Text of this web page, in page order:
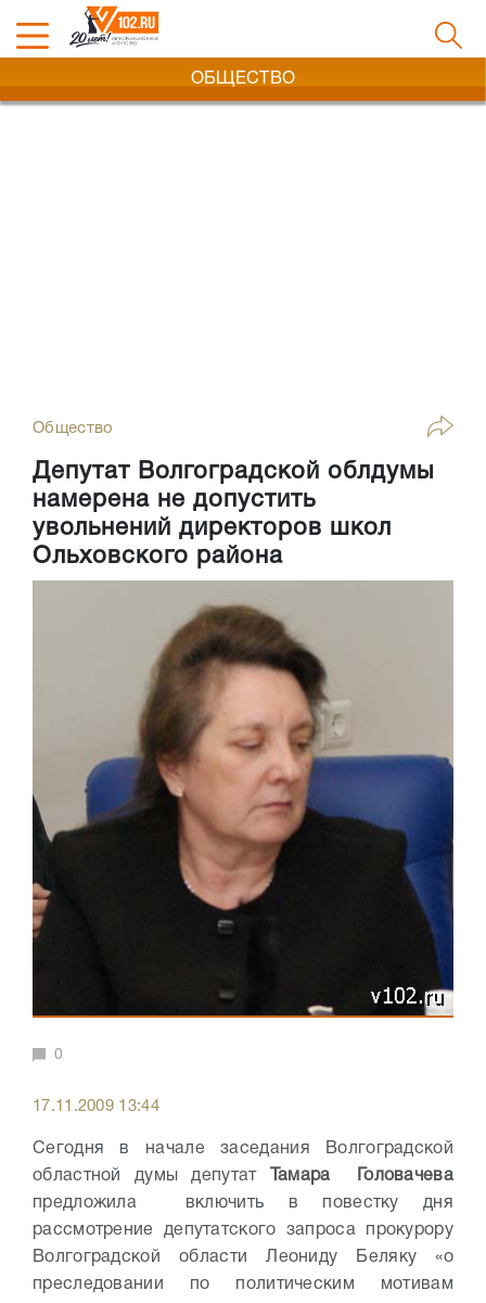
ОБЩЕСТВО
Общество
Депутат Волгоградской облдумы
намерена не допустить
увольнений директоров школ
Ольховского района
0
17.11.2009 13:44
Сегодня в начале заседания Волгоградской
областной думы депутат
Тамара Головачева
предложила включить в повестку дня
рассмотрение депутатского запроса прокурору
Волгоградской области Леониду Беляку «о
преследовании по политическим мотивам